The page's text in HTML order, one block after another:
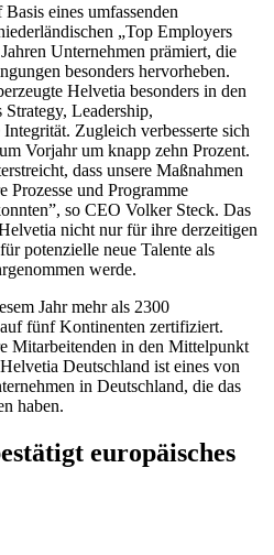
eines umfassenden
„Top Employers
Unternehmen prämiert, die
besonders hervorheben.
Helvetia besonders in den
Leadership,
Zugleich verbesserte sich
Vorjahr um knapp zehn Prozent.
dass unsere Maßnahmen
Prozesse und Programme
so CEO Volker Steck. Das
nicht nur für ihre derzeitigen
potenzielle neue Talente als
werde.
Jahr mehr als 2300
fünf Kontinenten zertifiziert.
Mitarbeitenden in den Mittelpunkt
Deutschland ist eines von
in Deutschland, die das
haben.
europäisches